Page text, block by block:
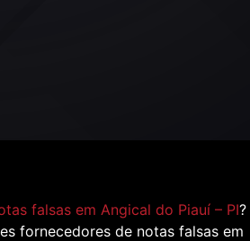
falsas em Angical do Piauí – PI?
fornecedores de notas falsas em